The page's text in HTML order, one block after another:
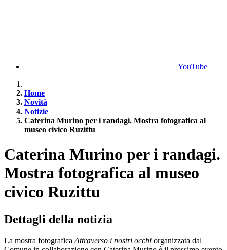
YouTube
Home
Novità
Notizie
Caterina Murino per i randagi. Mostra fotografica al
museo civico Ruzittu
Caterina Murino per i randagi.
Mostra fotografica al museo
civico Ruzittu
Dettagli della notizia
La mostra fotografica Attraverso i nostri occhi organizzata dal